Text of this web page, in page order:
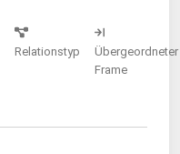
Relationstyp
Übergeordneter
Frame